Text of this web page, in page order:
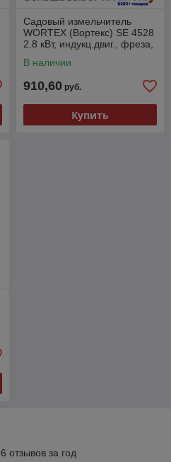
Садовый измельчитель
WORTEX (Вортекс) SE 4528
2.8 кВт, индукц.двиг., фреза,
В наличии
910,60 руб.
Купить
отзывов за год